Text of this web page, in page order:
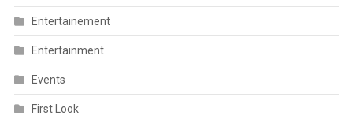
Entertainement
Entertainment
Events
First Look